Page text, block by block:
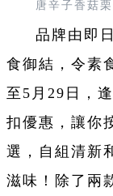
唐辛子香菇栗
品牌由即
食御結，令素
至5月29日，
扣優惠，讓你
選，自組清新
滋味！除了兩